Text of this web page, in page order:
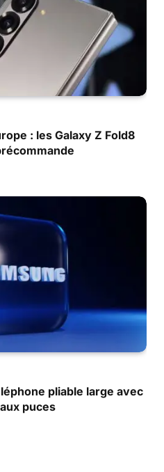
: les Galaxy Z Fold8
pliable large avec
puces